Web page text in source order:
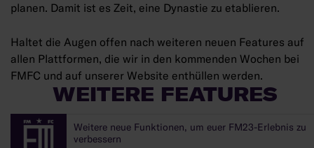
planen. Damit ist es Zeit, eine Dynastie zu etablieren.
Haltet die Augen offen nach weiteren neuen Features auf
allen Plattformen, die wir in den kommenden Wochen bei
FMFC und auf unserer Website enthüllen werden.
WEITERE FEATURES
Weitere neue Funktionen, um euer FM23-Erlebnis zu
verbessern